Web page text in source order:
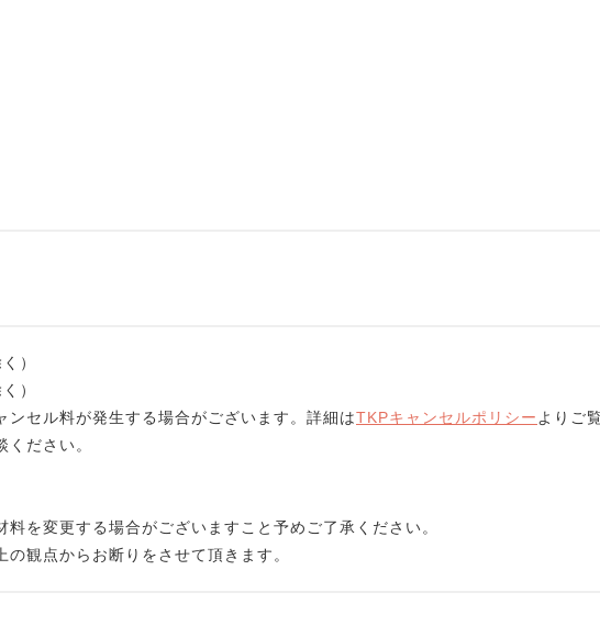
）
）
セル料が発生する場合がございます。詳細はTKPキャンセルポリシー よりご
ださい。
料を変更する場合がございますこと予めご了承ください。
観点からお断りをさせて頂きます。